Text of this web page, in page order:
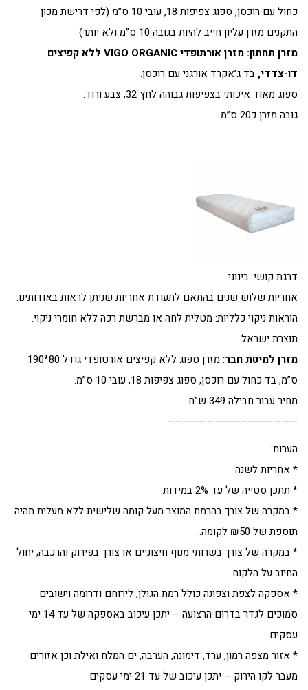
כחול עם רוכסן, ספוג צפיפות 18, עובי 10 ס”מ (לפי דרישת מכון
התקנים מזרן עליון חייב להיות בגובה 10 ס”מ ולא יותר).
מזרן תחתון: מזרן אורתופדי VIGO ORGANIC ללא קפיצים
דו-צדדי,בד ג’אקרד אורגני עם רוכסן.
ספוג מאוד איכותי בצפיפות גבוהה לחץ 32, צבע ורוד.
גובה מזרן כ20 ס”מ.
דרגת קושי: בינוני.
אחריות שלוש שנים בהתאם לתעודת אחריות שניתן לראות באודותינו.
הוראות ניקוי כלליות: מטלית לחה או מברשת רכה ללא חומרי ניקוי.
תוצרת ישראל.
מזרן למיטת חבר
: מזרן ספוג ללא קפיצים אורטופדי גודל 80*190
ס”מ, בד כחול עם רוכסן, ספוג צפיפות 18, עובי 10 ס”מ.
מחיר עבור חבילה 349 ש”ח.
———————————————–
הערות:
* אחריות לשנה
* תתכן סטייה של עד 2% במידות.
* במקרה של צורך בהרמת המוצר מעל קומה שלישית ללא מעלית תהיה
תוספת של ₪50 לקומה.
* במקרה של צורך בשרותי מנוף חיצוניים או צורך בפירוק והרכבה, יחול
החיוב על הלקוח.
* אספקה לצפת וצפונה כולל רמת הגולן, לירוחם ודרומה וישובים
סמוכים לגדר בדרום הרצועה – יתכן עיכוב באספקה של עד 14 ימי
עסקים.
* אזור מצפה רמון, ערד, דימונה, הערבה, ים המלח ואילת וכן אזורים
מעבר לקו הירוק – יתכן עיכוב של עד 21 ימי עסקים